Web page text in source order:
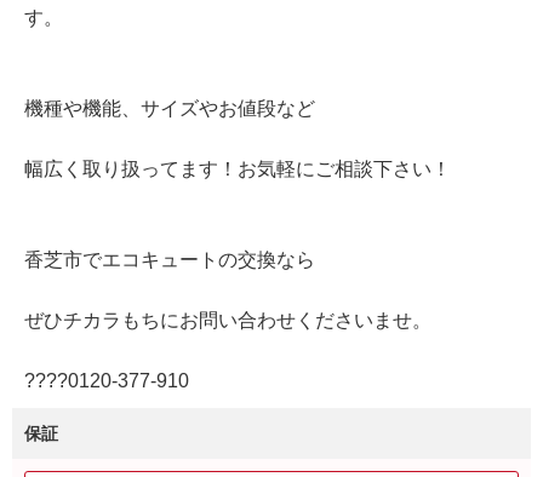
す。
機種や機能、サイズやお値段など
幅広く取り扱ってます！お気軽にご相談下さい！
香芝市でエコキュートの交換なら
ぜひチカラもちにお問い合わせくださいませ。
????0120‐377‐910
保証